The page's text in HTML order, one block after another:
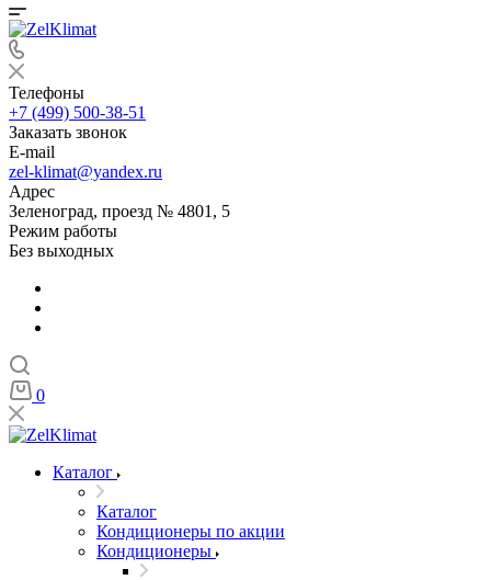
Телефоны
+7 (499) 500-38-51
Заказать звонок
E-mail
zel-klimat@yandex.ru
Адрес
Зеленоград, проезд № 4801, 5
Режим работы
Без выходных
0
Каталог
Каталог
Кондиционеры по акции
Кондиционеры